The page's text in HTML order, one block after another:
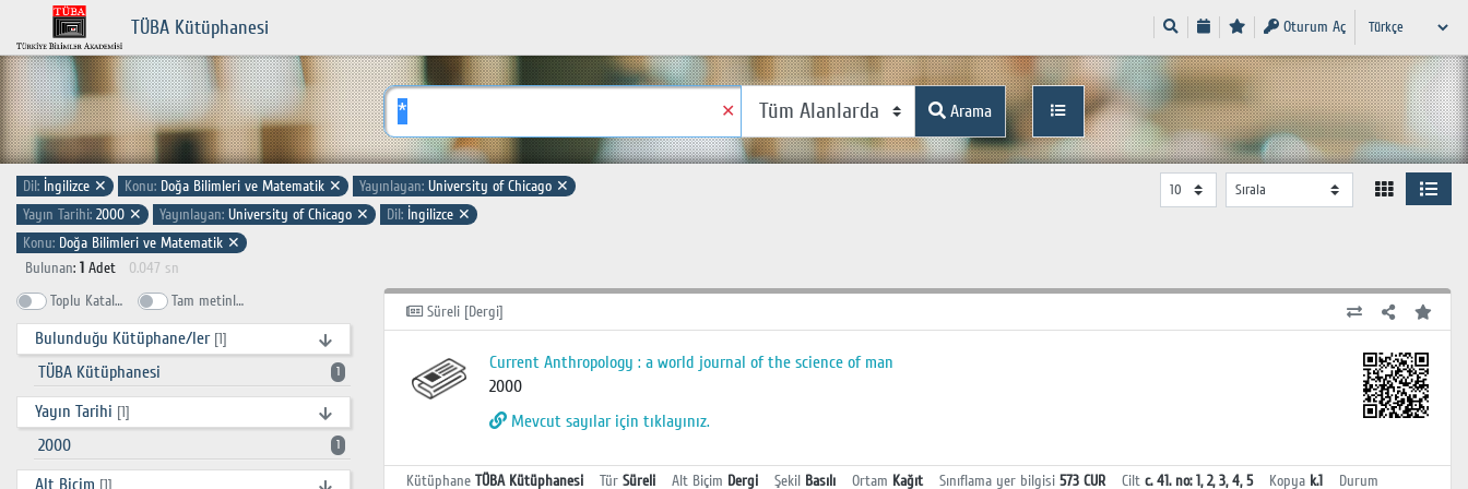
TÜBA Kütüphanesi Oturum Aç
✕ Arama
Dil: İngilizce ✕ Konu: Doğa Bilimleri ve Matematik ✕ Yayınlayan: University of Chicago ✕
Yayın Tarihi: 2000 ✕ Yayınlayan: University of Chicago ✕ Dil: İngilizce ✕
Konu: Doğa Bilimleri ve Matematik ✕
Bulunan: 1 Adet
0.047 sn
Toplu Katalog
Tam metinlerde ara
Bulunduğu Kütüphane/ler [1]
TÜBA Kütüphanesi 1
Yayın Tarihi [1]
2000 1
Alt Biçim [1]
Süreli [Dergi]
Current Anthropology : a world journal of the science of man
2000
Mevcut sayılar için tıklayınız.
Kütüphane TÜBA Kütüphanesi Tür Süreli Alt Biçim Dergi Şekil Basılı Ortam Kağıt Sınıflama yer bilgisi 573 CUR Cilt c. 41. no: 1, 2, 3, 4, 5 Kopya k.1
Durum